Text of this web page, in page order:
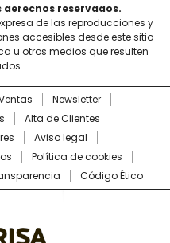
derechos reservados.
de las reproducciones y
accesibles desde este sitio
u otros medios que resulten
Newsletter
Alta de Clientes
Aviso legal
Política de cookies
Código Ético